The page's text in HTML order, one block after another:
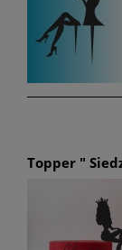
Topper "